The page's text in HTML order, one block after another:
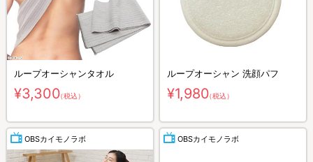
ループオーシャンタオル
¥3,300（税込）
ループオーシャン 洗顔パフ
¥1,980（税込）
OBSカイモノラボ OBSカイモノラボ